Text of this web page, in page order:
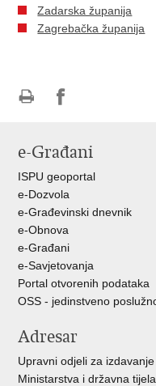
Zadarska županija
Zagrebačka županija
FacebookuTwitteru
e-Građani
ISPU geoportal
e-Dozvola
e-Građevinski dnevnik
e-Obnova
e-Građani
e-Savjetovanja
Portal otvorenih podataka
OSS - jedinstveno
Adresar
Upravni odjeli za
Ministarstva i državna tijela